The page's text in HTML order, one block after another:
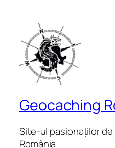
Geocaching
Site-ul pasionaților
România